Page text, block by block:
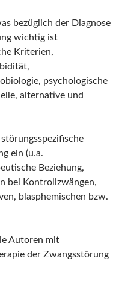
bezüglich der Diagnose
wichtig ist
Kriterien,
psychologische
alternative und
ein (u.a.
Beziehung,
bei Kontrollzwängen,
blasphemischen bzw.
Autoren mit
der Zwangsstörung